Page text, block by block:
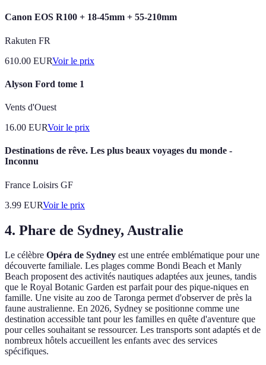
Canon EOS R100 + 18-45mm + 55-210mm
Rakuten FR
610.00 EURVoir le prix
Alyson Ford tome 1
Vents d'Ouest
16.00 EURVoir le prix
Destinations de rêve. Les plus beaux voyages du monde -
Inconnu
France Loisirs GF
3.99 EURVoir le prix
4. Phare de Sydney, Australie
Le célèbre Opéra de Sydney est une entrée emblématique pour une
découverte familiale. Les plages comme Bondi Beach et Manly
Beach proposent des activités nautiques adaptées aux jeunes, tandis
que le Royal Botanic Garden est parfait pour des pique-niques en
famille. Une visite au zoo de Taronga permet d'observer de près la
faune australienne. En 2026, Sydney se positionne comme une
destination accessible tant pour les familles en quête d'aventure que
pour celles souhaitant se ressourcer. Les transports sont adaptés et de
nombreux hôtels accueillent les enfants avec des services
spécifiques.